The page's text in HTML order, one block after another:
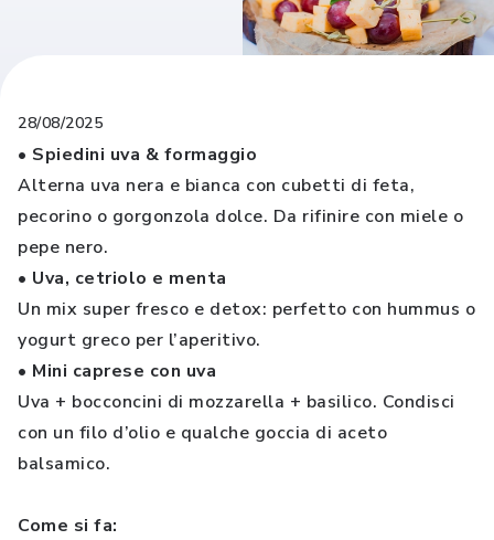
28/08/2025
• Spiedini uva & formaggio
Alterna uva nera e bianca con cubetti di feta,
pecorino o gorgonzola dolce. Da rifinire con miele o
pepe nero.
• Uva, cetriolo e menta
Un mix super fresco e detox: perfetto con hummus o
yogurt greco per l’aperitivo.
• Mini caprese con uva
Uva + bocconcini di mozzarella + basilico. Condisci
con un filo d’olio e qualche goccia di aceto
balsamico.
Come si fa: